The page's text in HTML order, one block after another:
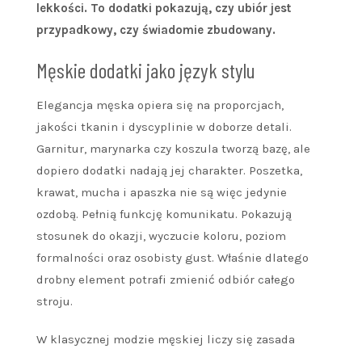
lekkości. To dodatki pokazują, czy ubiór jest
przypadkowy, czy świadomie zbudowany.
Męskie dodatki jako język stylu
Elegancja męska opiera się na proporcjach,
jakości tkanin i dyscyplinie w doborze detali.
Garnitur, marynarka czy koszula tworzą bazę, ale
dopiero dodatki nadają jej charakter. Poszetka,
krawat, mucha i apaszka nie są więc jedynie
ozdobą. Pełnią funkcję komunikatu. Pokazują
stosunek do okazji, wyczucie koloru, poziom
formalności oraz osobisty gust. Właśnie dlatego
drobny element potrafi zmienić odbiór całego
stroju.
W klasycznej modzie męskiej liczy się zasada